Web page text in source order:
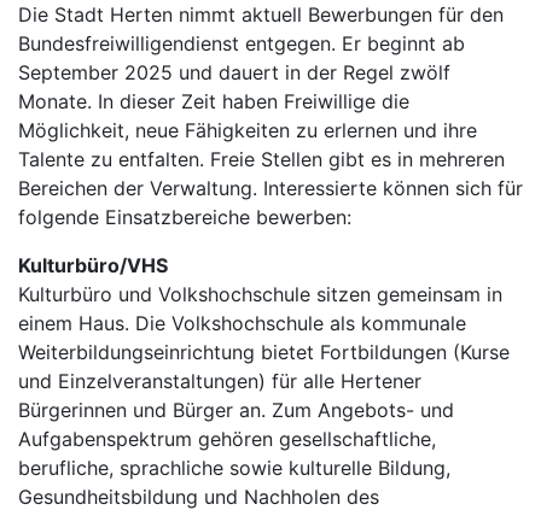
Die Stadt Herten nimmt aktuell Bewerbungen für den
Bundesfreiwilligendienst entgegen. Er beginnt ab
September 2025 und dauert in der Regel zwölf
Monate. In dieser Zeit haben Freiwillige die
Möglichkeit, neue Fähigkeiten zu erlernen und ihre
Talente zu entfalten. Freie Stellen gibt es in mehreren
Bereichen der Verwaltung. Interessierte können sich für
folgende Einsatzbereiche bewerben:
Kulturbüro/VHS
Kulturbüro und Volkshochschule sitzen gemeinsam in
einem Haus. Die Volkshochschule als kommunale
Weiterbildungseinrichtung bietet Fortbildungen (Kurse
und Einzelveranstaltungen) für alle Hertener
Bürgerinnen und Bürger an. Zum Angebots- und
Aufgabenspektrum gehören gesellschaftliche,
berufliche, sprachliche sowie kulturelle Bildung,
Gesundheitsbildung und Nachholen des